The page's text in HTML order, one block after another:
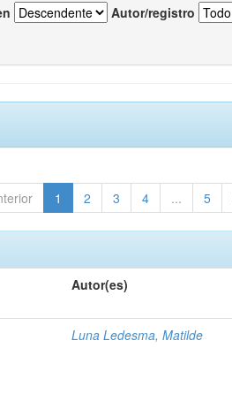
Autor/registro
1 2 3 4 ... 5
Autor(es)
Luna Ledesma, Matilde